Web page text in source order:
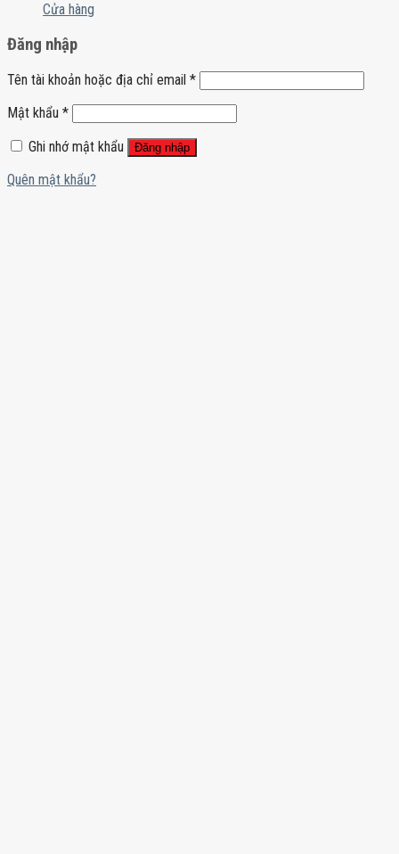
Cửa hàng
Đăng nhập
Tên tài khoản hoặc địa chỉ email *
Mật khẩu *
Ghi nhớ mật khẩu
Đăng nhập
Quên mật khẩu?